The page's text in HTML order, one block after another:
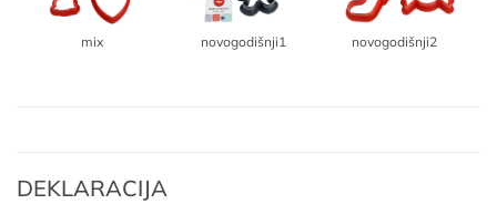
mix novogodišnji1 novogodišnji2
DEKLARACIJA